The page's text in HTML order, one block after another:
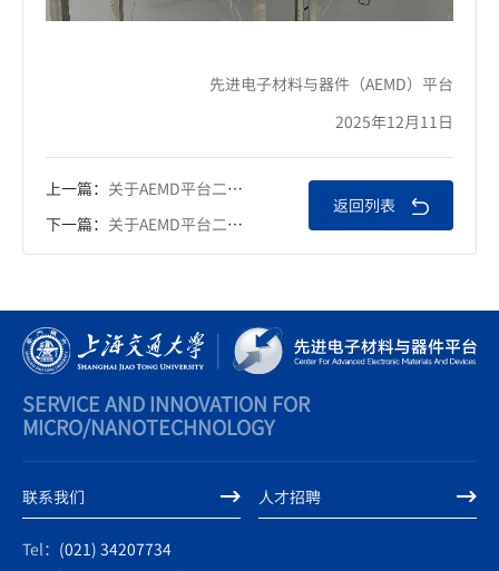
先进电子材料与器件（AEMD）平台
2025年12月11日
上一篇： 关于AEMD平台二、三期新设备——X射线显微镜（XCT/XRM）上线通知
下一篇： 关于AEMD平台二、三期新设备——测量显微镜上线通知
返回列表
SERVICE AND INNOVATION FOR
MICRO/NANOTECHNOLOGY
联系我们 人才招聘
Tel： (021) 34207734